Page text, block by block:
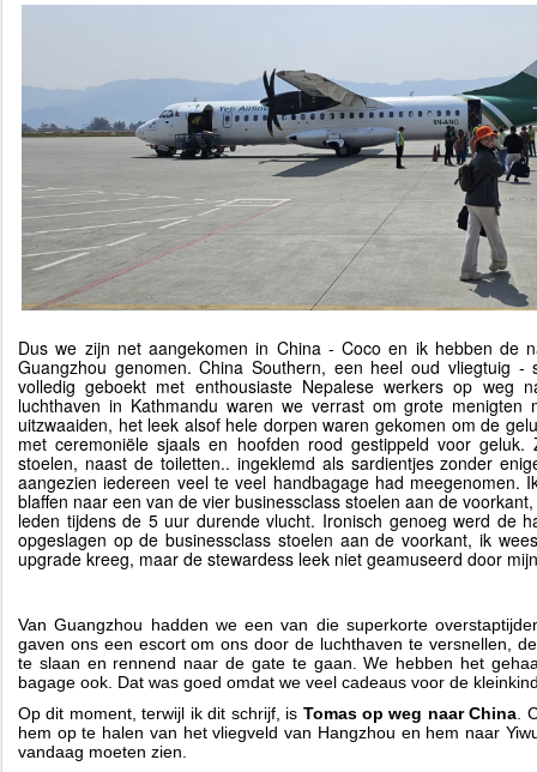
Dus we zijn net aangekomen in China - Coco en ik hebben de
Guangzhou genomen. China Southern, een heel oud vliegtuig -
volledig geboekt met enthousiaste Nepalese werkers op weg
luchthaven in Kathmandu waren we verrast om grote menigten
uitzwaaiden, het leek alsof hele dorpen waren gekomen om de
met ceremoniële sjaals en hoofden rood gestippeld voor
stoelen, naast de toiletten.. ingeklemd als sardientjes zonder
aangezien iedereen veel te veel handbagage had meegenomen.
blaffen naar een van de vier businessclass stoelen aan de
leden tijdens de 5 uur durende vlucht. Ironisch genoeg werd de
opgeslagen op de businessclass stoelen aan de voorkant, ik
upgrade kreeg, maar de stewardess leek niet geamuseerd door
Van Guangzhou hadden we een van die superkorte
gaven ons een escort om ons door de luchthaven te versnellen,
te slaan en rennend naar de gate te gaan. We hebben het
bagage ook. Dat was goed omdat we veel cadeaus voor de
Op dit moment, terwijl ik dit schrijf, is Tomas op weg naar China .
hem op te halen van het vliegveld van Hangzhou en hem naar
vandaag moeten zien.